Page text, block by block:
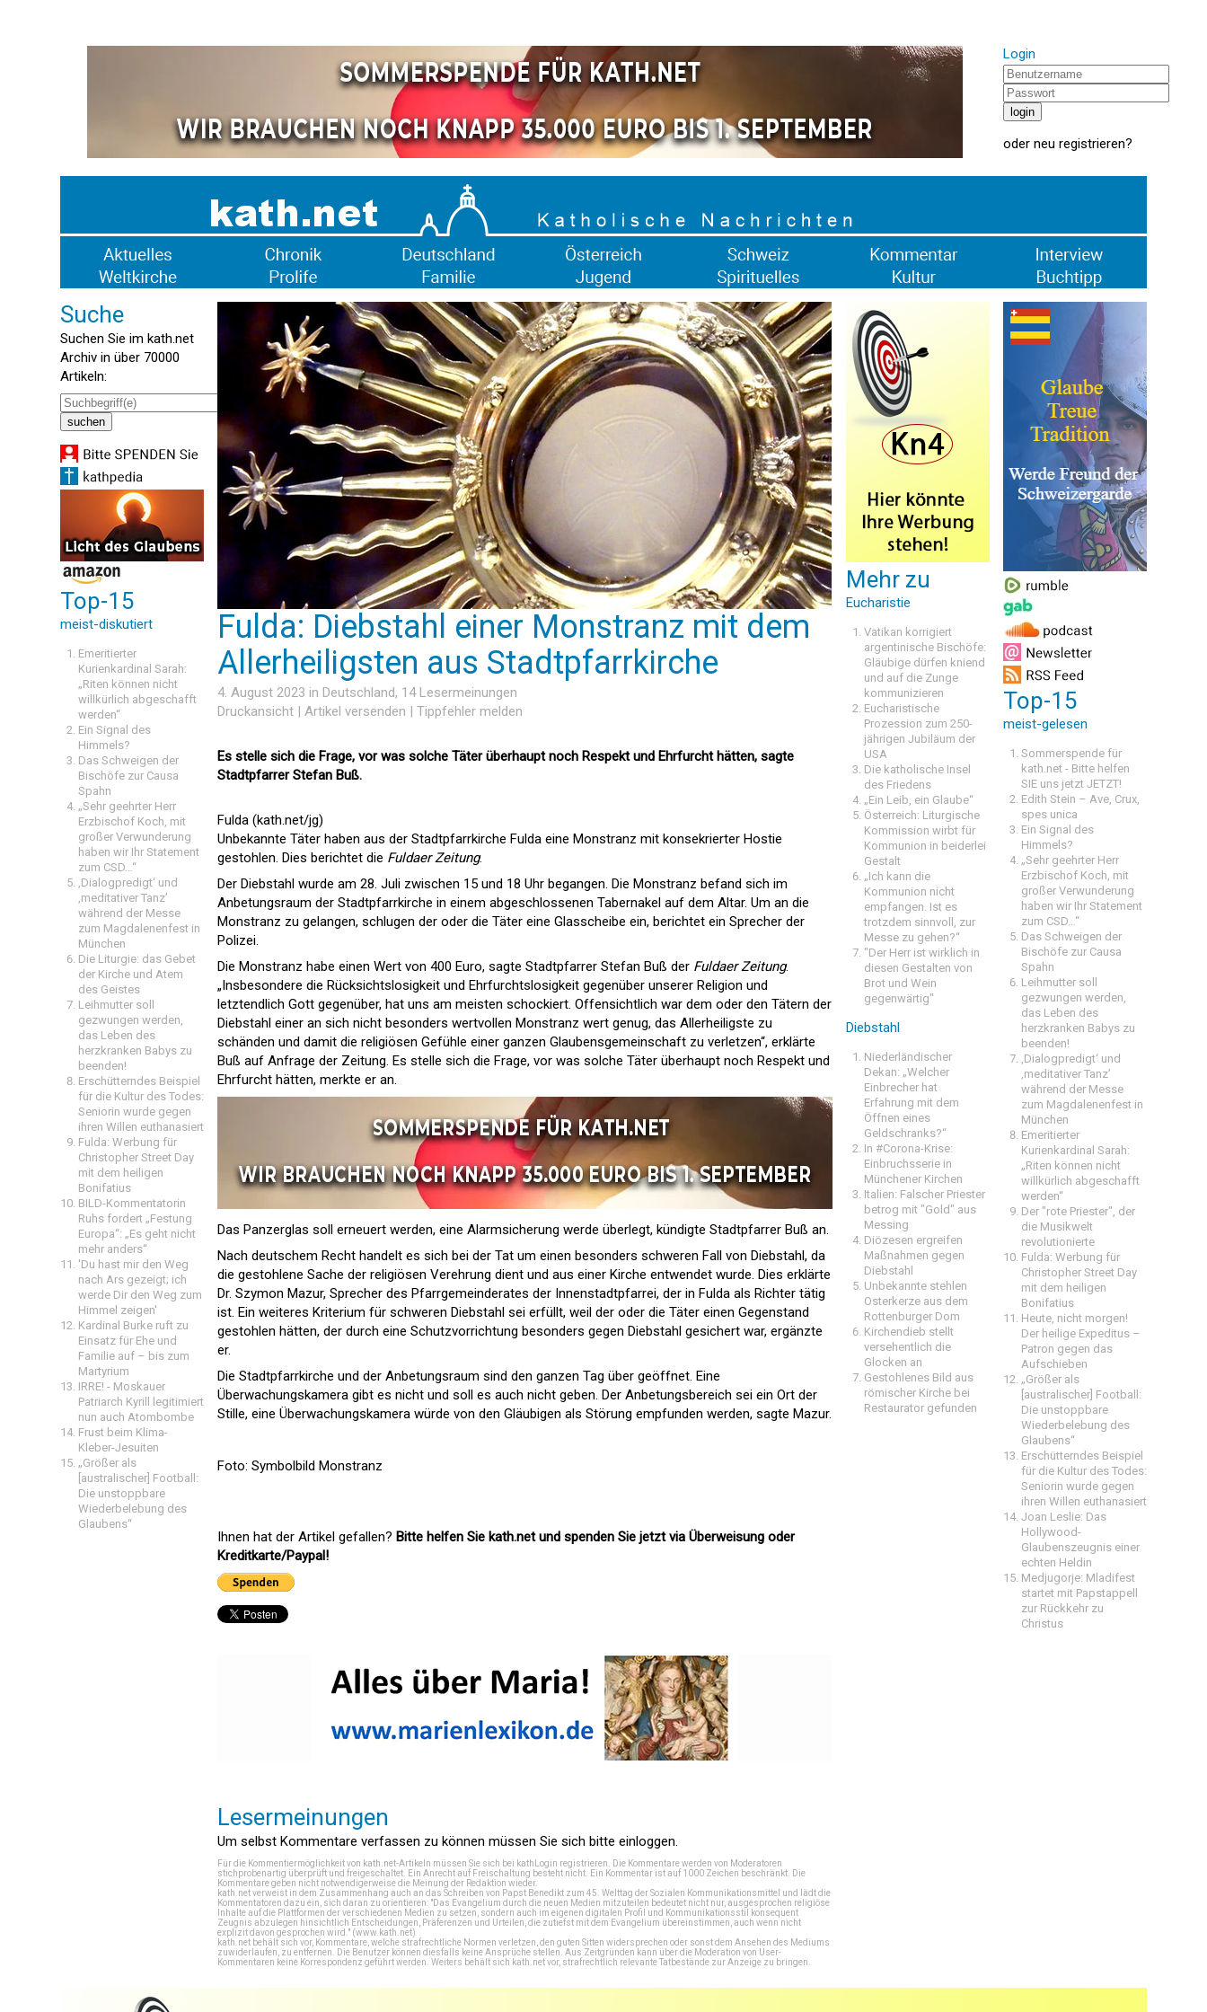
Login
oder neu registrieren?
Suche
Suchen Sie im kath.net
Archiv in über 70000
Artikeln:
Top-15
meist-diskutiert
Emeritierter
Kurienkardinal Sarah:
„Riten können nicht
willkürlich abgeschafft
werden“
Ein Signal des
Himmels?
Das Schweigen der
Bischöfe zur Causa
Spahn
„Sehr geehrter Herr
Erzbischof Koch, mit
großer Verwunderung
haben wir Ihr Statement
zum CSD…“
‚Dialogpredigt‘ und
‚meditativer Tanz’
während der Messe
zum Magdalenenfest in
München
Die Liturgie: das Gebet
der Kirche und Atem
des Geistes
Leihmutter soll
gezwungen werden,
das Leben des
herzkranken Babys zu
beenden!
Erschütterndes Beispiel
für die Kultur des Todes:
Seniorin wurde gegen
ihren Willen euthanasiert
Fulda: Werbung für
Christopher Street Day
mit dem heiligen
Bonifatius
BILD-Kommentatorin
Ruhs fordert „Festung
Europa“: „Es geht nicht
mehr anders“
'Du hast mir den Weg
nach Ars gezeigt; ich
werde Dir den Weg zum
Himmel zeigen'
Kardinal Burke ruft zu
Einsatz für Ehe und
Familie auf – bis zum
Martyrium
IRRE! - Moskauer
Patriarch Kyrill legitimiert
nun auch Atombombe
Frust beim Klima-
Kleber-Jesuiten
„Größer als
[australischer] Football:
Die unstoppbare
Wiederbelebung des
Glaubens“
Fulda: Diebstahl einer Monstranz mit dem
Allerheiligsten aus Stadtpfarrkirche
4. August 2023 in Deutschland, 14 Lesermeinungen
Druckansicht | Artikel versenden | Tippfehler melden
Es stelle sich die Frage, vor was solche Täter überhaupt noch Respekt und Ehrfurcht hätten, sagte
Stadtpfarrer Stefan Buß.
Fulda (kath.net/jg)
Unbekannte Täter haben aus der Stadtpfarrkirche Fulda eine Monstranz mit konsekrierter Hostie
gestohlen. Dies berichtet die Fuldaer Zeitung.
Der Diebstahl wurde am 28. Juli zwischen 15 und 18 Uhr begangen. Die Monstranz befand sich im
Anbetungsraum der Stadtpfarrkirche in einem abgeschlossenen Tabernakel auf dem Altar. Um an die
Monstranz zu gelangen, schlugen der oder die Täter eine Glasscheibe ein, berichtet ein Sprecher der
Polizei.
Die Monstranz habe einen Wert von 400 Euro, sagte Stadtpfarrer Stefan Buß der Fuldaer Zeitung.
„Insbesondere die Rücksichtslosigkeit und Ehrfurchtslosigkeit gegenüber unserer Religion und
letztendlich Gott gegenüber, hat uns am meisten schockiert. Offensichtlich war dem oder den Tätern der
Diebstahl einer an sich nicht besonders wertvollen Monstranz wert genug, das Allerheiligste zu
schänden und damit die religiösen Gefühle einer ganzen Glaubensgemeinschaft zu verletzen“, erklärte
Buß auf Anfrage der Zeitung. Es stelle sich die Frage, vor was solche Täter überhaupt noch Respekt und
Ehrfurcht hätten, merkte er an.
Das Panzerglas soll erneuert werden, eine Alarmsicherung werde überlegt, kündigte Stadtpfarrer Buß an.
Nach deutschem Recht handelt es sich bei der Tat um einen besonders schweren Fall von Diebstahl, da
die gestohlene Sache der religiösen Verehrung dient und aus einer Kirche entwendet wurde. Dies erklärte
Dr. Szymon Mazur, Sprecher des Pfarrgemeinderates der Innenstadtpfarrei, der in Fulda als Richter tätig
ist. Ein weiteres Kriterium für schweren Diebstahl sei erfüllt, weil der oder die Täter einen Gegenstand
gestohlen hätten, der durch eine Schutzvorrichtung besonders gegen Diebstahl gesichert war, ergänzte
er.
Die Stadtpfarrkirche und der Anbetungsraum sind den ganzen Tag über geöffnet. Eine
Überwachungskamera gibt es nicht und soll es auch nicht geben. Der Anbetungsbereich sei ein Ort der
Stille, eine Überwachungskamera würde von den Gläubigen als Störung empfunden werden, sagte Mazur.
Foto: Symbolbild Monstranz
Ihnen hat der Artikel gefallen? Bitte helfen Sie kath.net und spenden Sie jetzt via Überweisung oder
Kreditkarte/Paypal!
Lesermeinungen
Um selbst Kommentare verfassen zu können müssen Sie sich bitte einloggen.
Für die Kommentiermöglichkeit von kath.net-Artikeln müssen Sie sich bei kathLogin registrieren . Die Kommentare werden von Moderatoren
stichprobenartig überprüft und freigeschaltet. Ein Anrecht auf Freischaltung besteht nicht. Ein Kommentar ist auf 1000 Zeichen beschränkt. Die
Kommentare geben nicht notwendigerweise die Meinung der Redaktion wieder.
kath.net verweist in dem Zusammenhang auch an das Schreiben von Papst Benedikt zum 45. Welttag der Sozialen Kommunikationsmittel und lädt die
Kommentatoren dazu ein, sich daran zu orientieren: "Das Evangelium durch die neuen Medien mitzuteilen bedeutet nicht nur, ausgesprochen religiöse
Inhalte auf die Plattformen der verschiedenen Medien zu setzen, sondern auch im eigenen digitalen Profil und Kommunikationsstil konsequent
Zeugnis abzulegen hinsichtlich Entscheidungen, Präferenzen und Urteilen, die zutiefst mit dem Evangelium übereinstimmen, auch wenn nicht
explizit davon gesprochen wird." (www.kath.net)
kath.net behält sich vor, Kommentare, welche strafrechtliche Normen verletzen, den guten Sitten widersprechen oder sonst dem Ansehen des Mediums
zuwiderlaufen, zu entfernen. Die Benutzer können diesfalls keine Ansprüche stellen. Aus Zeitgründen kann über die Moderation von User-
Kommentaren keine Korrespondenz geführt werden. Weiters behält sich kath.net vor, strafrechtlich relevante Tatbestände zur Anzeige zu bringen.
Mehr zu
Eucharistie
Vatikan korrigiert
argentinische Bischöfe:
Gläubige dürfen kniend
und auf die Zunge
kommunizieren
Eucharistische
Prozession zum 250-
jährigen Jubiläum der
USA
Die katholische Insel
des Friedens
„Ein Leib, ein Glaube“
Österreich: Liturgische
Kommission wirbt für
Kommunion in beiderlei
Gestalt
„Ich kann die
Kommunion nicht
empfangen. Ist es
trotzdem sinnvoll, zur
Messe zu gehen?“
"Der Herr ist wirklich in
diesen Gestalten von
Brot und Wein
gegenwärtig"
Diebstahl
Niederländischer
Dekan: „Welcher
Einbrecher hat
Erfahrung mit dem
Öffnen eines
Geldschranks?“
In #Corona-Krise:
Einbruchsserie in
Münchener Kirchen
Italien: Falscher Priester
betrog mit "Gold" aus
Messing
Diözesen ergreifen
Maßnahmen gegen
Diebstahl
Unbekannte stehlen
Osterkerze aus dem
Rottenburger Dom
Kirchendieb stellt
versehentlich die
Glocken an
Gestohlenes Bild aus
römischer Kirche bei
Restaurator gefunden
Top-15
meist-gelesen
Sommerspende für
kath.net - Bitte helfen
SIE uns jetzt JETZT!
Edith Stein – Ave, Crux,
spes unica
Ein Signal des
Himmels?
„Sehr geehrter Herr
Erzbischof Koch, mit
großer Verwunderung
haben wir Ihr Statement
zum CSD…“
Das Schweigen der
Bischöfe zur Causa
Spahn
Leihmutter soll
gezwungen werden,
das Leben des
herzkranken Babys zu
beenden!
‚Dialogpredigt‘ und
‚meditativer Tanz’
während der Messe
zum Magdalenenfest in
München
Emeritierter
Kurienkardinal Sarah:
„Riten können nicht
willkürlich abgeschafft
werden“
Der "rote Priester", der
die Musikwelt
revolutionierte
Fulda: Werbung für
Christopher Street Day
mit dem heiligen
Bonifatius
Heute, nicht morgen!
Der heilige Expeditus –
Patron gegen das
Aufschieben
„Größer als
[australischer] Football:
Die unstoppbare
Wiederbelebung des
Glaubens“
Erschütterndes Beispiel
für die Kultur des Todes:
Seniorin wurde gegen
ihren Willen euthanasiert
Joan Leslie: Das
Hollywood-
Glaubenszeugnis einer
echten Heldin
Medjugorje: Mladifest
startet mit Papstappell
zur Rückkehr zu
Christus